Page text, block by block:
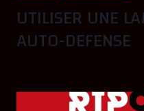
UTILISER UNE
AUTO-DEFENSE